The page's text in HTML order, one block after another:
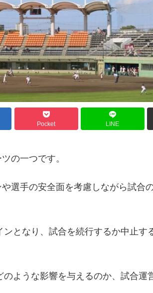
Pocket LINE
の一つです。
選手の安全面を考慮しながら試合
となり、試合を続行するか中止す
ような影響を与えるのか、試合運